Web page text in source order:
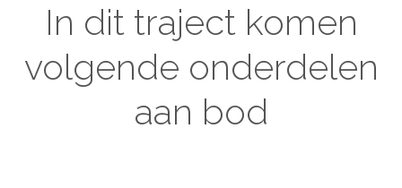
In dit traject komen
volgende onderdelen
aan bod